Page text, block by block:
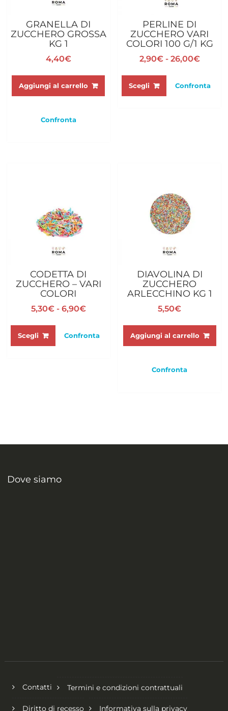
GRANELLA DI
ZUCCHERO GROSSA
KG 1
4,40€
Aggiungi al carrello
Confronta
PERLINE DI
ZUCCHERO VARI
COLORI 100 G/1 KG
2,90€ - 26,00€Fascia
Scegli
prodotto
pagina
del
prodotto
Confronta
CODETTA DI
ZUCCHERO – VARI
COLORI
5,30€ - 6,90€Fascia
Scegli
prodotto
pagina
Confronta
DIAVOLINA DI
ZUCCHERO
ARLECCHINO KG 1
5,50€
Aggiungi al carrello
Confronta
Dove siamo
Contatti Termini e condizioni contrattuali
Diritto di recesso Informativa sulla privacy